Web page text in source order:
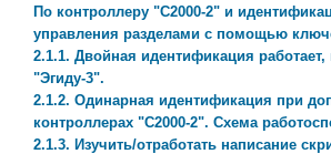
По контроллеру "С2000-2" и
управления разделами с помощью
2.1.1. Двойная идентификация
"Эгиду-3".
2.1.2. Одинарная идентификация при
контроллерах "С2000-2". Схема
2.1.3. Изучить/отработать написание